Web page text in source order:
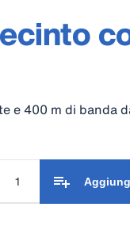
e 400 m di banda